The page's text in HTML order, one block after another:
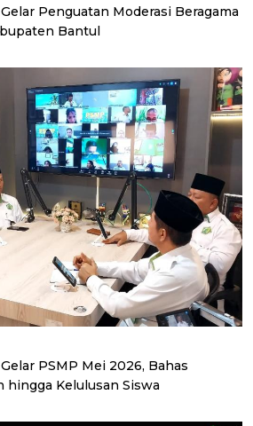
Penguatan Moderasi Beragama
Bantul
PSMP Mei 2026, Bahas
hingga Kelulusan Siswa